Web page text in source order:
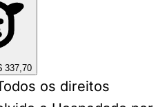
337,70
os direitos